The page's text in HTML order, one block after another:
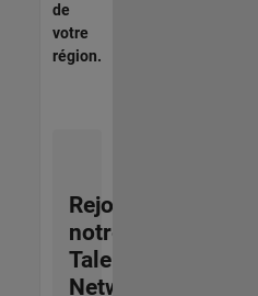
de
votre
région.
Rejoignez
notre
Talent
Network